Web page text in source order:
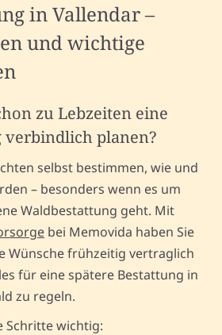
in Vallendar –
und wichtige
zu Lebzeiten eine
verbindlich planen?
selbst bestimmen, wie und
– besonders wenn es um
Waldbestattung geht. Mit
bei Memovida haben Sie
Wünsche frühzeitig vertraglich
für eine spätere Bestattung in
zu regeln.
Schritte wichtig: